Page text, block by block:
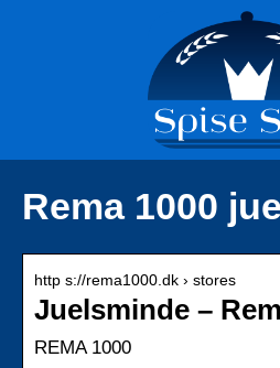
Rema 1000
http s://rema1000.dk › stores
Juelsminde –
REMA 1000